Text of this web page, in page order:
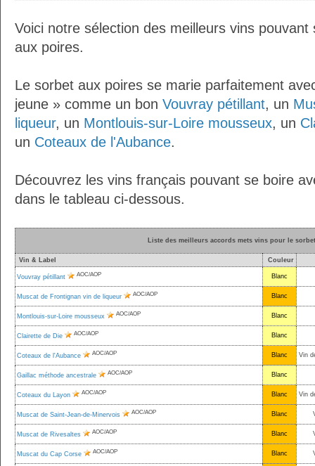
Voici notre sélection des meilleurs vins
aux poires.
Le sorbet aux poires se marie parfaitement
jeune » comme un bon Vouvray pétillant, un
liqueur, un Montlouis-sur-Loire mousseux, un
un Coteaux de l'Aubance.
Découvrez les vins français pouvant se boire
dans le tableau ci-dessous.
Liste des meilleurs accords mets vins pour le
Vin & Label Couleur
Vouvray pétillant AOC/AOP Blanc
Muscat de Frontignan vin de liqueur AOC/AOP Blanc
Montlouis-sur-Loire mousseux AOC/AOP Blanc
Clairette de Die AOC/AOP Blanc
Coteaux de l'Aubance AOC/AOP Blanc Vin
Gaillac méthode ancestrale AOC/AOP Blanc
Coteaux du Layon AOC/AOP Blanc Vin
Muscat de Saint-Jean-de-Minervois AOC/AOP Blanc
Muscat de Rivesaltes AOC/AOP Blanc
Muscat du Cap Corse AOC/AOP Blanc